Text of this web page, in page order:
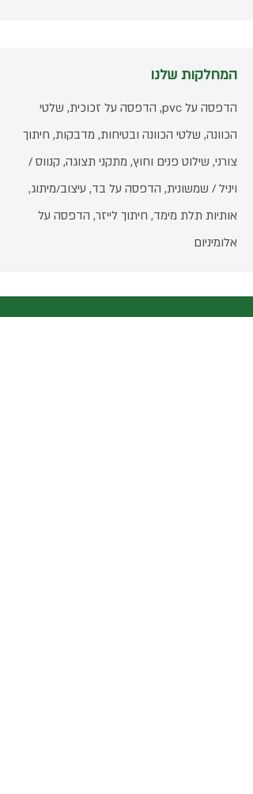
המחלקות שלנו
הדפסה על pvc, הדפסה על זכוכית, שלטי
הכוונה, שלטי הכוונה ובטיחות, מדבקות, חיתוך
צורני, שילוט פנים וחוץ, מתקני תצוגה, קנווס /
ויניל / שמשונית, הדפסה על בד, עיצוב/מיתוג,
אותיות תלת מימד, חיתוך לייזר, הדפסה על
אלומיניום